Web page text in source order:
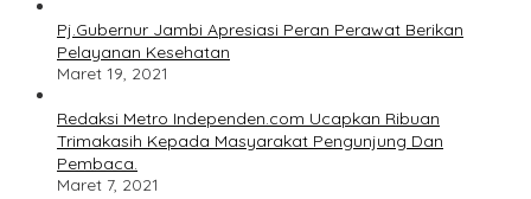
Pj.Gubernur Jambi Apresiasi Peran Perawat Berikan
Pelayanan Kesehatan
Maret 19, 2021
Redaksi Metro Independen.com Ucapkan Ribuan
Trimakasih Kepada Masyarakat Pengunjung Dan
Pembaca.
Maret 7, 2021